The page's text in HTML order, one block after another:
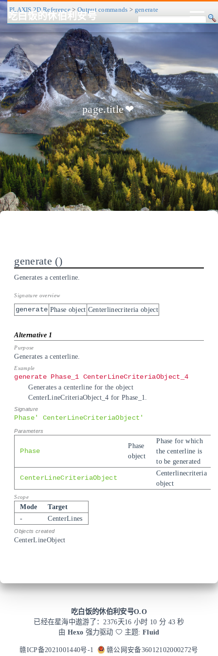
吃白饭的休伯利安号
CV/简历 博客 归档
标签
历程
关于
友链 RSS
关灯
page.title❤
PLAXIS 2D Reference> Output commands > generate
generate
Generates a centerline.
generate Phase object Centerlinecriteria object
Generates a centerline.
generate Phase_1 CenterLineCriteriaObject_4
Generates a centerline for the object
CenterLineCriteriaObject_4 for Phase_1.
Phase' CenterLineCriteriaObject'
Phase
Phase
object
Phase for which
the centerline is
to be generated
CenterLineCriteriaObject
Centerlinecriteria
object
Mode
Target
-
CenterLines
CenterLineObject
吃白饭的休伯利安号O.O
已经在星海中遨游了： 2376天16 小时 10 分 43 秒
由 Hexo 强力驱动 主题:Fluid
赣ICP备2021001440号-1 赣公网安备36012102000272号